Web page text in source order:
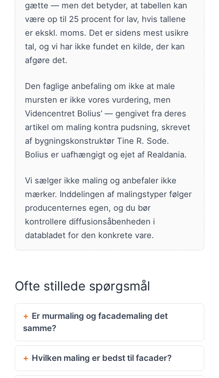
gætte — men det betyder, at tabellen kan
være op til 25 procent for lav, hvis tallene
er ekskl. moms. Det er sidens mest usikre
tal, og vi har ikke fundet en kilde, der kan
afgøre det.
Den faglige anbefaling om ikke at male
mursten er ikke vores vurdering, men
Videncentret Bolius’ — gengivet fra deres
artikel om maling kontra pudsning, skrevet
af bygningskonstruktør Tine R. Sode.
Bolius er uafhængigt og ejet af Realdania.
Vi sælger ikke maling og anbefaler ikke
mærker. Inddelingen af malingstyper følger
producenternes egen, og du bør
kontrollere diffusionsåbenheden i
databladet for den konkrete vare.
Ofte stillede spørgsmål
Er murmaling og facademaling det
samme?
Hvilken maling er bedst til facader?